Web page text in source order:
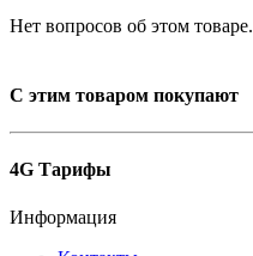
Нет вопросов об этом товаре.
С этим товаром покупают
4G Тарифы
Информация